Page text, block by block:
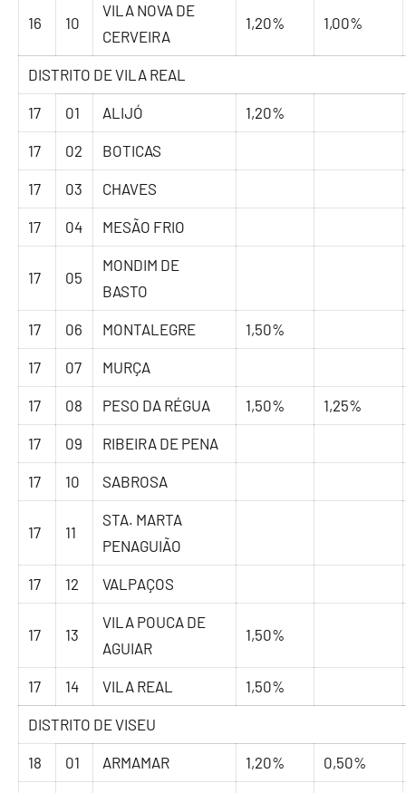
16 10
VILA NOVA DE
CERVEIRA
1,20% 1,00%
DISTRITO DE VILA REAL
17 01 ALIJÓ 1,20%
17 02 BOTICAS
17 03 CHAVES
17 04 MESÃO FRIO
17 05
MONDIM DE
BASTO
17 06 MONTALEGRE 1,50%
17 07 MURÇA
17 08 PESO DA RÉGUA 1,50% 1,25%
17 09 RIBEIRA DE PENA
17 10 SABROSA
17 11
STA. MARTA
PENAGUIÃO
17 12 VALPAÇOS
17 13
VILA POUCA DE
AGUIAR
1,50%
17 14 VILA REAL 1,50%
DISTRITO DE VISEU
18 01 ARMAMAR 1,20% 0,50%